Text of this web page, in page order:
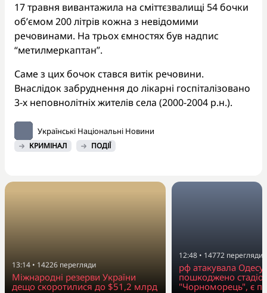
17 травня вивантажила на сміттєзвалищі 54 бочки
об’ємом 200 літрів кожна з невідомими
речовинами. На трьох ємностях був надпис
“метилмеркаптан”.
Саме з цих бочок стався витік речовини.
Внаслідок забруднення до лікарні госпіталізовано
3-х неповнолітніх жителів села (2000-2004 р.н.).
Українські Національні Новини
КРИМІНАЛ ПОДІЇ
13:14 • 14226 перегляди
Міжнародні резерви України
дещо скоротилися до $51,2 млрд
12:48 • 14772 перегляди
рф атакувала
пошкоджено
"Чорноморець", є